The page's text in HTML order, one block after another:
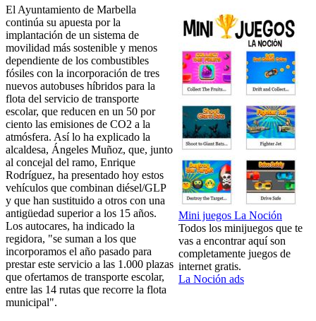
Mini juegos La Noción
Todos los minijuegos que te
vas a encontrar aquí son
completamente juegos de
internet gratis.
La Noción ads
El Ayuntamiento de Marbella
continúa su apuesta por la
implantación de un sistema de
movilidad más sostenible y menos
dependiente de los combustibles
fósiles con la incorporación de tres
nuevos autobuses híbridos para la
flota del servicio de transporte
escolar, que reducen en un 50 por
ciento las emisiones de CO2 a la
atmósfera. Así lo ha explicado la
alcaldesa, Ángeles Muñoz, que, junto
al concejal del ramo, Enrique
Rodríguez, ha presentado hoy estos
vehículos que combinan diésel/GLP
y que han sustituido a otros con una
antigüedad superior a los 15 años.
Los autocares, ha indicado la
regidora, "se suman a los que
incorporamos el año pasado para
prestar este servicio a las 1.000 plazas
que ofertamos de transporte escolar,
entre las 14 rutas que recorre la flota
municipal".